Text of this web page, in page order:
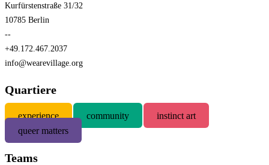
Kurfürstenstraße 31/32
10785 Berlin
--
+49.172.467.2037
info@wearevillage.org
Quartiere
experience community
instinct art
queer matters
Teams